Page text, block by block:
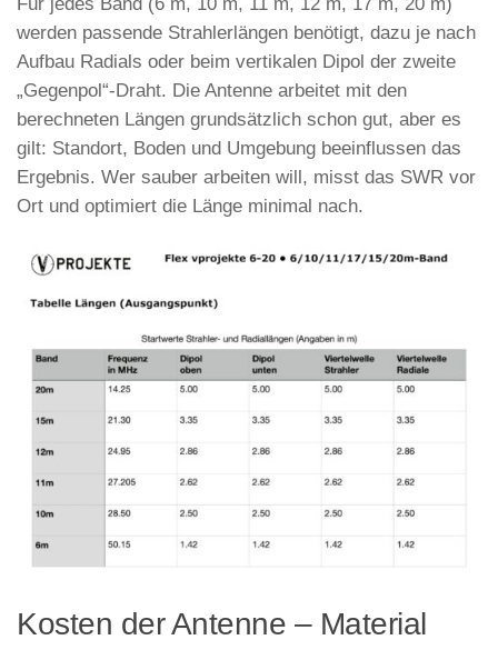
werden passende Strahlerlängen benötigt, dazu je nach
Aufbau Radials oder beim vertikalen Dipol der zweite
„Gegenpol“-Draht. Die Antenne arbeitet mit den
berechneten Längen grundsätzlich schon gut, aber es
gilt: Standort, Boden und Umgebung beeinflussen das
Ergebnis. Wer sauber arbeiten will, misst das SWR vor
Ort und optimiert die Länge minimal nach.
Kosten der Antenne – Material